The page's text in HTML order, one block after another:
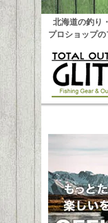
北海道の釣り
プロショップ